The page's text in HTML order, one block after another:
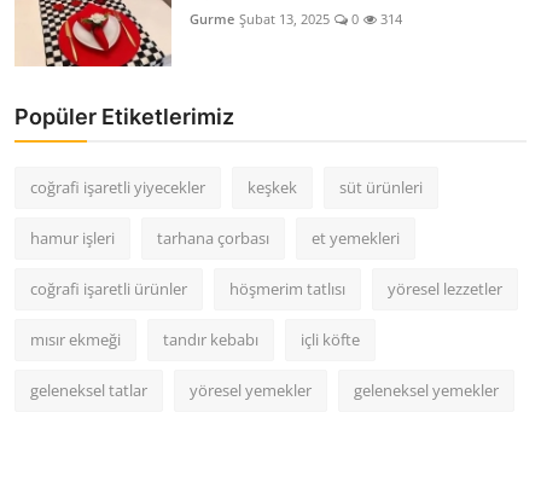
Gurme Şubat 13, 2025 0 314
Popüler Etiketlerimiz
coğrafi işaretli yiyecekler keşkek süt ürünleri
hamur işleri tarhana çorbası et yemekleri
coğrafi işaretli ürünler höşmerim tatlısı yöresel lezzetler
mısır ekmeği tandır kebabı içli köfte
geleneksel tatlar yöresel yemekler geleneksel yemekler